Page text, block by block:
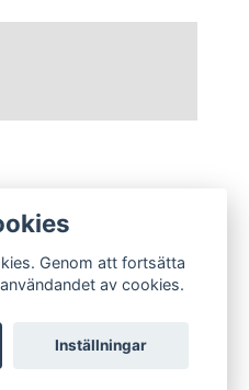
Genom att fortsätta
av cookies.
Inställningar